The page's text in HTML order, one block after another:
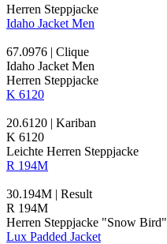
Herren Steppjacke
Idaho Jacket Men
67.0976 | Clique
Idaho Jacket Men
Herren Steppjacke
K 6120
20.6120 | Kariban
K 6120
Leichte Herren Steppjacke
R 194M
30.194M | Result
R 194M
Herren Steppjacke "Snow Bird"
Lux Padded Jacket